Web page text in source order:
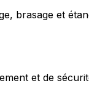
brasage et
et de